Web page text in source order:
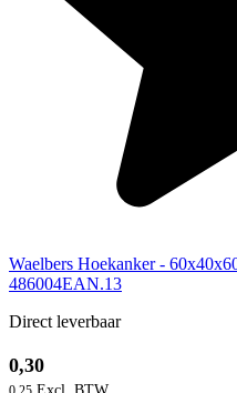
Waelbers Hoekanker -
486004EAN.13
Direct leverbaar
0,30